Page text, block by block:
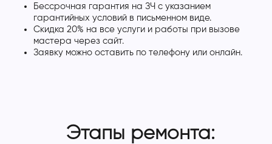
Бессрочная гарантия на ЗЧ с указанием
гарантийных условий в письменном виде.
Скидка 20% на все услуги и работы при вызове
мастера через сайт.
Заявку можно оставить по телефону или онлайн.
Этапы ремонта: